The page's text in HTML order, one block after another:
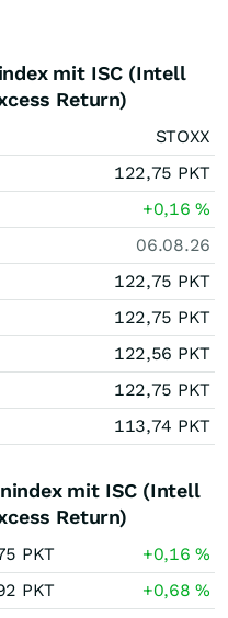
mit ISC (Intell
Return)
STOXX
122,75 PKT
+0,16%
06.08.26
122,75 PKT
122,75 PKT
122,56 PKT
122,75 PKT
113,74 PKT
mit ISC (Intell
Return)
PKT +0,16%
PKT +0,68%